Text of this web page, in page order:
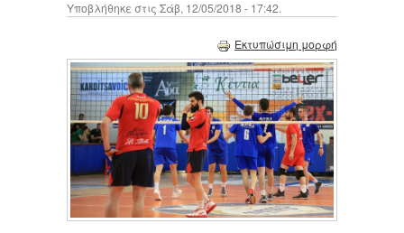
Υποβλήθηκε στις Σάβ, 12/05/2018 - 17:42.
Εκτυπώσιμη μορφή